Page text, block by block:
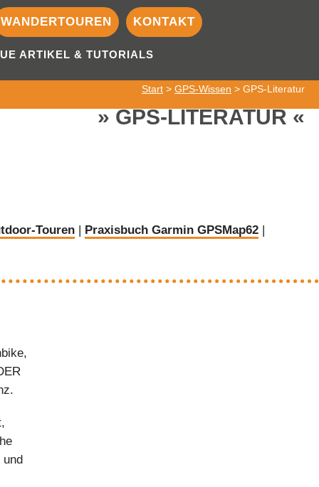
ARTIKEL & TUTORIALS
WANDERTOUREN KONTAKT
Start > GPS-Wissen > GPS-Literatur
GPS-LITERATUR
Touren | Praxisbuch Garmin GPSMap62 |
und